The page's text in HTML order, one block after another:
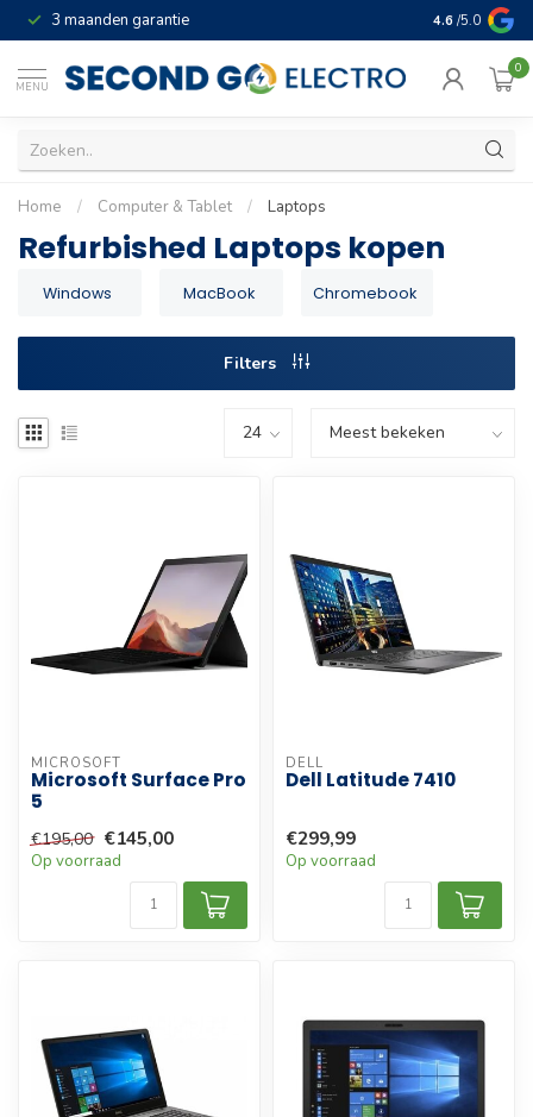
3 maanden garantie Geld terug
4.6 /5.0
MENU
0
Home / Computer & Tablet / Laptops
Refurbished Laptops kopen
Windows MacBook Chromebook
Filters
MICROSOFT
Microsoft Surface Pro
5
€195,00 €145,00
Op voorraad
DELL
Dell Latitude 7410
€299,99
Op voorraad